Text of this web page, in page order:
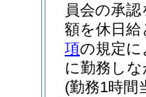
員会の承
額を休日
項の規定に
に勤務し
(勤務1時間